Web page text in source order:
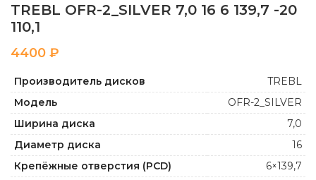
TREBL OFR-2_SILVER 7,0 16 6 139,7 -20
110,1
₽
Производитель дисков
TREBL
Модель
OFR-2_SILVER
Ширина диска
7,0
Диаметр диска
16
Крепёжные отверстия (PCD)
6×139,7